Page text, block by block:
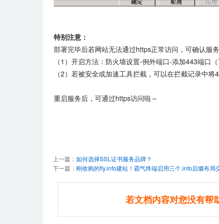
特别注意：
部署完毕后若网站无法通过https正常访问，可确认服
（1）开启方法：防火墙设置-例外端口-添加443端口
（2）若被安全或加速工具拦截，可以在拦截记录中
重启服务后，可通过https访问啦～
上一篇： 如何选择SSL证书服务品牌？
下一篇： 刚收购的fly.info建站！霸气终端启用三个.info后缀布局
若文档内容对您没有帮